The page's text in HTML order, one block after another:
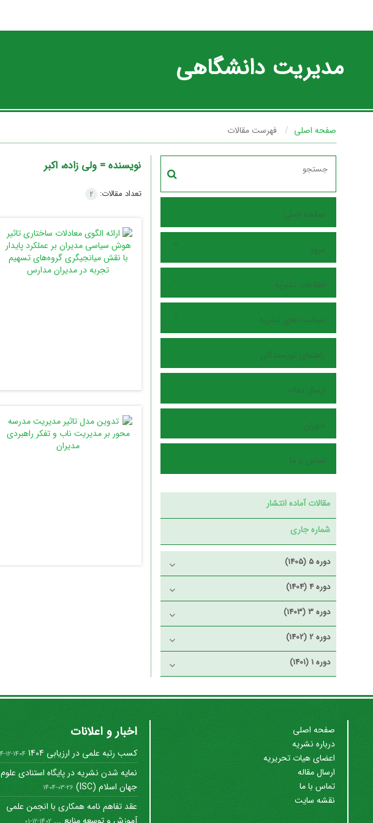
مدیریت دانشگاهی
صفحه اصلی فهرست مقالات
صفحه اصلی
مرور
اطلاعات نشریه
سیاست های نشریه
راهنمای نویسندگان
ارسال مقاله
داوران
تماس با ما
مقالات آماده انتشار
شماره جاری
دوره 5 (1405)
دوره 4 (1404)
دوره 3 (1403)
دوره 2 (1402)
دوره 1 (1401)
نویسنده =ولی زاده، اکبر
تعداد مقالات: 2
صفحه اصلی
درباره نشریه
اعضای هیات تحریریه
ارسال مقاله
تماس با ما
نقشه سایت
اخبار و اعلانات
کسب رتبه علمی در ارزیابی 1404 1404-12-04
نمایه شدن نشریه در پایگاه استنادی علوم
جهان اسلام (ISC)
1404-03-26
عقد تفاهم نامه همکاری با انجمن علمی
آموزش و توسعه منابع ...